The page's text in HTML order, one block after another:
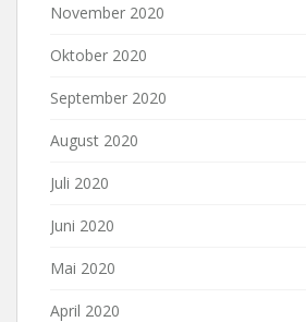
November 2020
Oktober 2020
September 2020
August 2020
Juli 2020
Juni 2020
Mai 2020
April 2020